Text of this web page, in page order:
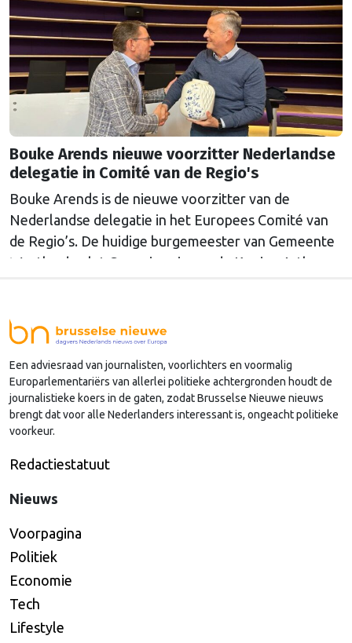
Bouke Arends nieuwe voorzitter Nederlandse
delegatie in Comité van de Regio's
Bouke Arends is de nieuwe voorzitter van de
Nederlandse delegatie in het Europees Comité van
de Regio’s. De huidige burgemeester van Gemeente
Westland volgt Commissaris van de Koning Arthur
Nederlandse regio’s behoorlijk succesvol in hun
lobby in Brussel, en dat komt vooral omdat …
Continued
Een adviesraad van journalisten, voorlichters en voormalig
Europarlementariërs van allerlei politieke achtergronden houdt de
journalistieke koers in de gaten, zodat Brusselse Nieuwe nieuws
brengt dat voor alle Nederlanders interessant is, ongeacht politieke
voorkeur.
Redactiestatuut
Nieuws
Voorpagina
Politiek
Economie
Tech
Lifestyle